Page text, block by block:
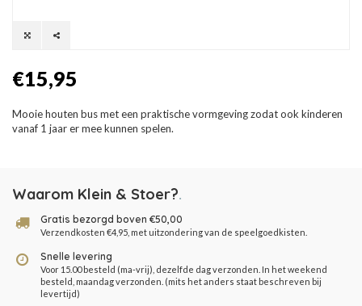
€15,95
Mooie houten bus met een praktische vormgeving zodat ook kinderen
vanaf 1 jaar er mee kunnen spelen.
Waarom Klein & Stoer?.
Gratis bezorgd boven €50,00
Verzendkosten €4,95, met uitzondering van de speelgoedkisten.
Snelle levering
Voor 15.00 besteld (ma-vrij), dezelfde dag verzonden. In het weekend
besteld, maandag verzonden. (mits het anders staat beschreven bij
levertijd)